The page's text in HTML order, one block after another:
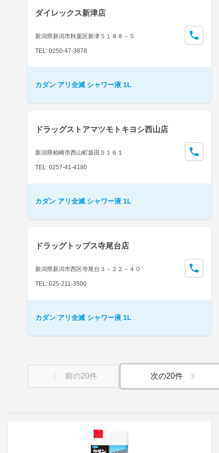
ダイレックス新津店
新潟県新潟市秋葉区新津５１８８－５
TEL: 0250-47-3878
カダン アリ全滅 シャワー液 1L
ドラッグストアマツモトキヨシ西山店
新潟県柏崎市西山町坂田５１６１
TEL: 0257-41-4180
カダン アリ全滅 シャワー液 1L
ドラッグトップス寺尾台店
新潟県新潟市西区寺尾台３－２２－４０
TEL: 025-211-3500
カダン アリ全滅 シャワー液 1L
前の20件 次の20件